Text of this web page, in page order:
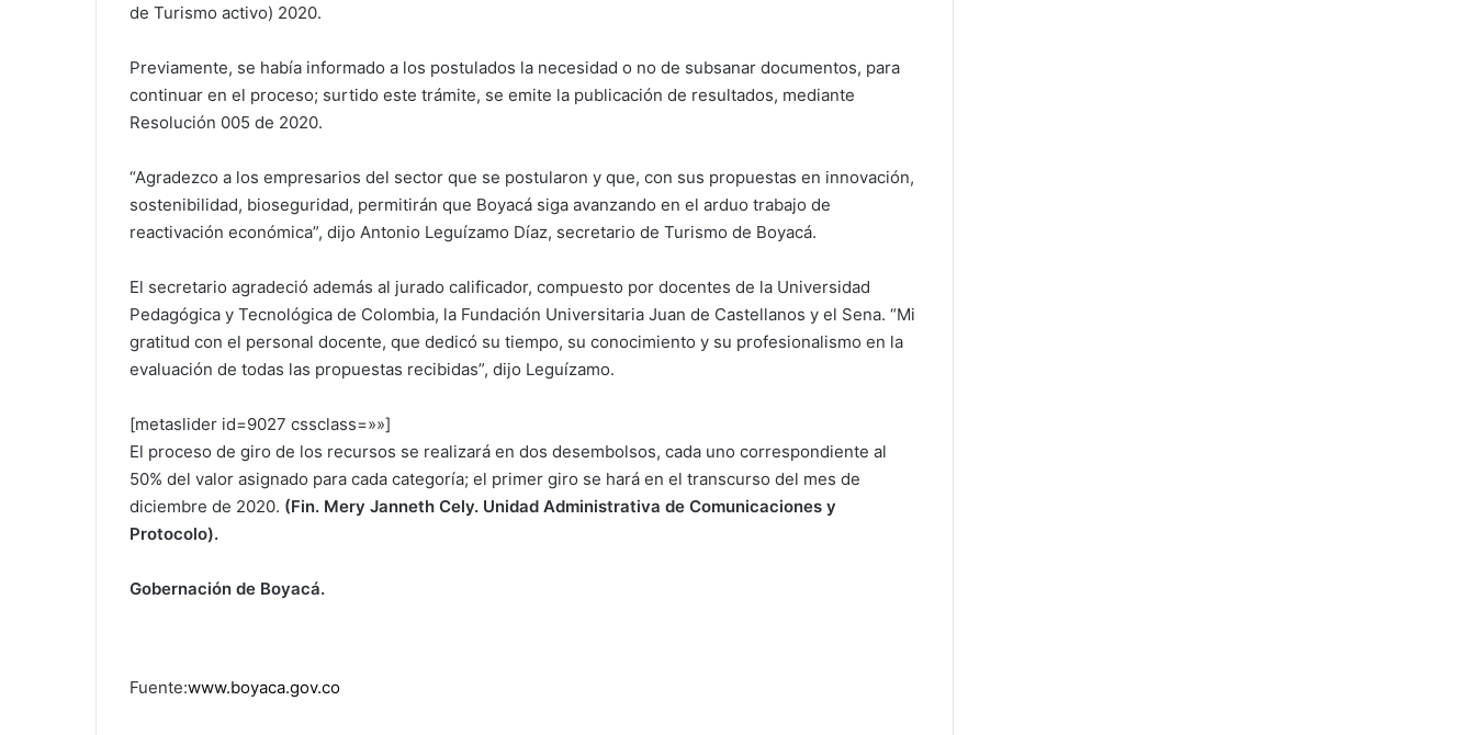
de Turismo activo) 2020.
Previamente, se había informado a los postulados la necesidad o no de subsanar documentos, para
continuar en el proceso; surtido este trámite, se emite la publicación de resultados, mediante
Resolución 005 de 2020.
“Agradezco a los empresarios del sector que se postularon y que, con sus propuestas en innovación,
sostenibilidad, bioseguridad, permitirán que Boyacá siga avanzando en el arduo trabajo de
reactivación económica”, dijo Antonio Leguízamo Díaz, secretario de Turismo de Boyacá.
El secretario agradeció además al jurado calificador, compuesto por docentes de la Universidad
Pedagógica y Tecnológica de Colombia, la Fundación Universitaria Juan de Castellanos y el Sena. “Mi
gratitud con el personal docente, que dedicó su tiempo, su conocimiento y su profesionalismo en la
evaluación de todas las propuestas recibidas”, dijo Leguízamo.
[metaslider id=9027 cssclass=»»]
El proceso de giro de los recursos se realizará en dos desembolsos, cada uno correspondiente al
50% del valor asignado para cada categoría; el primer giro se hará en el transcurso del mes de
diciembre de 2020. (Fin. Mery Janneth Cely. Unidad Administrativa de Comunicaciones y
Protocolo).
Gobernación de Boyacá.
Fuente:www.boyaca.gov.co